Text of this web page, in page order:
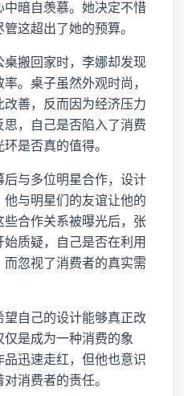
暗自羡慕。她决定不惜
这超出了她的预算。
搬回家时，李娜却发现
。桌子虽然外观时尚，
善，反而因为经济压力
，自己是否陷入了消费
是否真的值得。
与多位明星合作，设计
与明星们的友谊让他的
合作关系被曝光后，张
质疑，自己是否在利用
忽视了消费者的真实需
自己的设计能够真正改
是成为一种消费的象
迅速走红，但他也意识
消费者的责任。